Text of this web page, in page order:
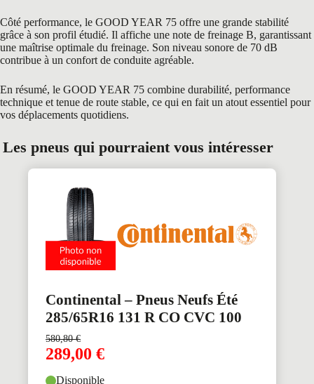
Côté performance, le GOOD YEAR 75 offre une grande stabilité
grâce à son profil étudié. Il affiche une note de freinage B, garantissant
une maîtrise optimale du freinage. Son niveau sonore de 70 dB
contribue à un confort de conduite agréable.
En résumé, le GOOD YEAR 75 combine durabilité, performance
technique et tenue de route stable, ce qui en fait un atout essentiel pour
vos déplacements quotidiens.
Les pneus qui pourraient vous intéresser
Continental – Pneus Neufs Été
285/65R16 131 R CO CVC 100
580,80€
289,00 €
Disponible